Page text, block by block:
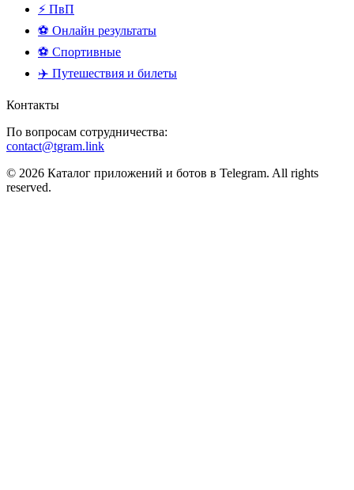
⚡ ПвП
⚽ Онлайн результаты
⚽ Спортивные
✈️ Путешествия и билеты
Контакты
По вопросам сотрудничества:
contact@tgram.link
© 2026 Каталог приложений и ботов в Telegram. All rights
reserved.